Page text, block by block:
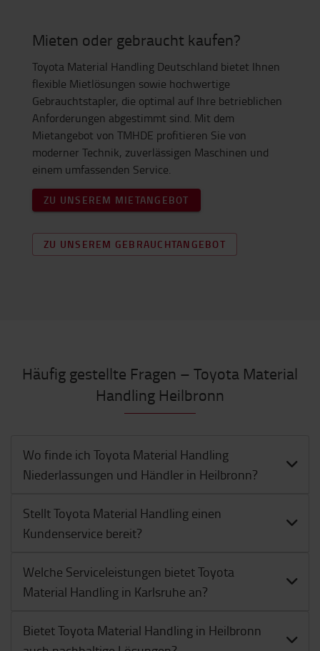
Mieten oder gebraucht kaufen?
Toyota Material Handling Deutschland bietet Ihnen
flexible Mietlösungen sowie hochwertige
Gebrauchtstapler, die optimal auf Ihre betrieblichen
Anforderungen abgestimmt sind. Mit dem
Mietangebot von TMHDE profitieren Sie von
moderner Technik, zuverlässigen Maschinen und
einem umfassenden Service.
ZU UNSEREM MIETANGEBOT
ZU UNSEREM GEBRAUCHTANGEBOT
Häufig gestellte Fragen – Toyota Material
Handling Heilbronn
Wo finde ich Toyota Material Handling
Niederlassungen und Händler in Heilbronn?
Stellt Toyota Material Handling einen
Kundenservice bereit?
Welche Serviceleistungen bietet Toyota
Material Handling in Karlsruhe an?
Bietet Toyota Material Handling in Heilbronn